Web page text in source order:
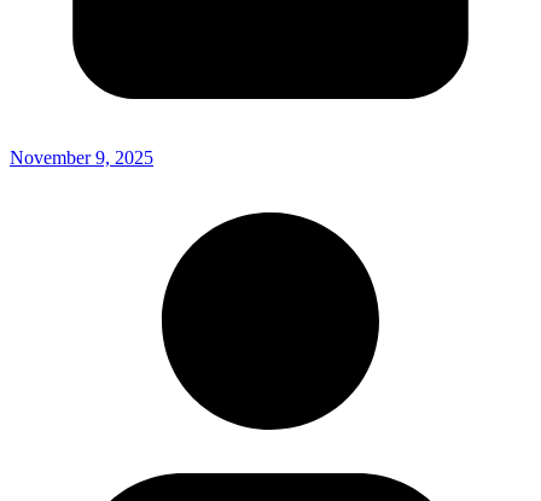
November 9, 2025